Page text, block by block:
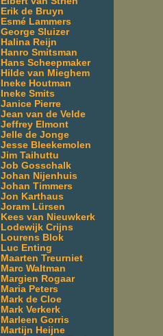
Erik de Bruyn
Esmé Lammers
George Sluizer
Halina Reijn
Hanro Smitsman
Hans Scheepmaker
Hilde van Mieghem
Ineke Houtman
Ineke Smits
Janice Pierre
Jean van de Velde
Jeffrey Elmont
Jelle de Jonge
Jesse Bleekemolen
Jim Taihuttu
Job Gosschalk
Johan Nijenhuis
Johan Timmers
Jon Karthaus
Joram Lürsen
Kees van Nieuwkerk
Lodewijk Crijns
Lourens Blok
Luc Enting
Maarten Treurniet
Marc Waltman
Margien Rogaar
Maria Peters
Mark de Cloe
Mark Verkerk
Marleen Gorris
Martijn Heijne